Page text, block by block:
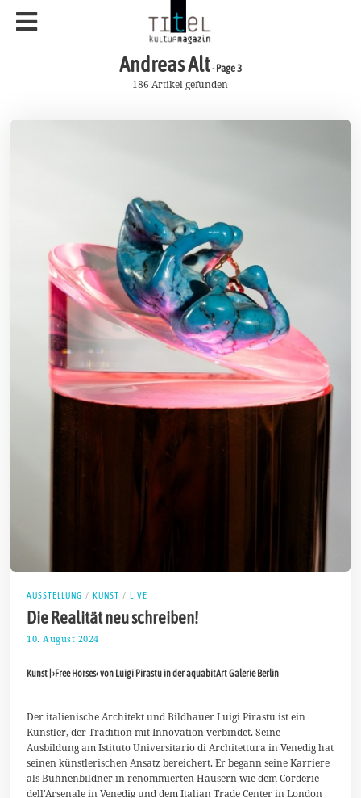
Andreas Alt- Page 3
186 Artikel gefunden
AUSSTELLUNG / KUNST / LIVE
Die Realität neu schreiben!
10. August 2024
A
u
s
t
2
0
4
Kunst | ›Free Horses‹ von Luigi Pirastu in der aquabitArt Galerie Berlin
Der italienische Architekt und Bildhauer Luigi Pirastu ist ein
Künstler, der Tradition mit Innovation verbindet. Seine
Ausbildung am Istituto Universitario di Architettura in Venedig hat
seinen künstlerischen Ansatz bereichert. Er begann seine Karriere
als Bühnenbildner in renommierten Häusern wie dem Corderie
dell'Arsenale in Venedig und dem Italian Trade Center in London